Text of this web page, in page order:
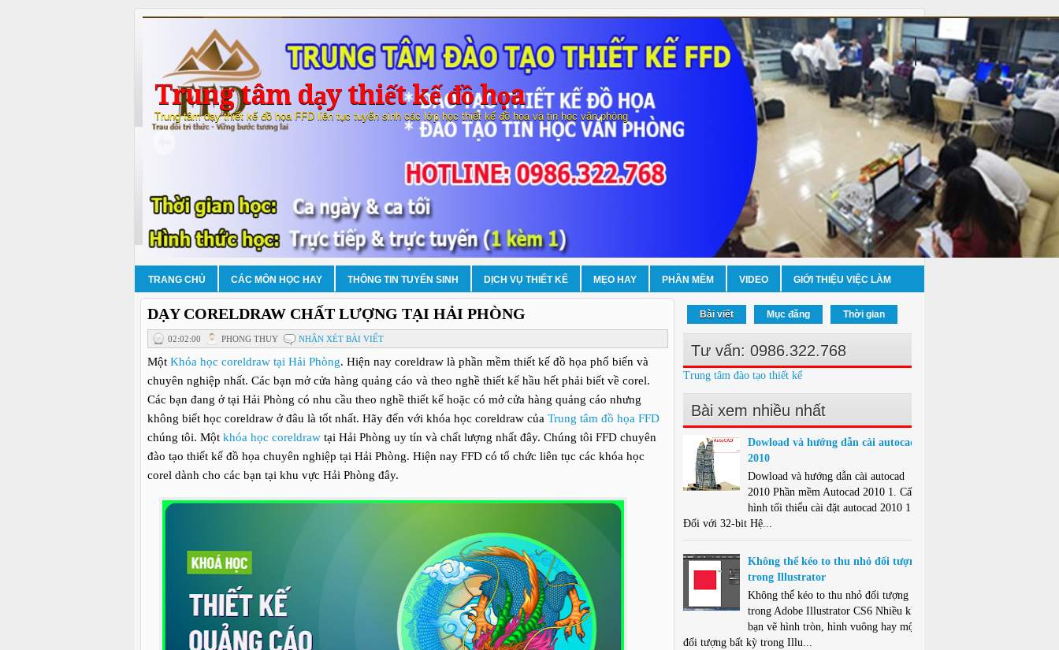
Trung tâm dạy thiết kế đồ họa
Trung tâm dạy thiết kế đồ họa FFD liên tục tuyển sinh các lớp học thiết kế đồ họa và tin học văn phòng
TRANG CHỦ CÁC MÔN HỌC HAY THÔNG TIN TUYỂN SINH DỊCH VỤ THIẾT KẾ MẸO HAY PHẦN MỀM VIDEO GIỚI THIỆU VIỆC LÀM
DẠY CORELDRAW CHẤT LƯỢNG TẠI HẢI PHÒNG
02:02:00 PHONG THUY NHẬN XÉT BÀI VIẾT
Một Khóa học coreldraw tại Hải Phòng. Hiện nay coreldraw là phần mềm thiết kế đồ họa phổ biến và
chuyên nghiệp nhất. Các bạn mở cửa hàng quảng cáo và theo nghề thiết kế hầu hết phải biết về corel.
Các bạn đang ở tại Hải Phòng có nhu cầu theo nghề thiết kế hoặc có mở cửa hàng quảng cáo nhưng
không biết học coreldraw ở đâu là tốt nhất. Hãy đến với khóa học coreldraw của Trung tâm đồ họa FFD
chúng tôi. Một khóa học coreldraw tại Hải Phòng uy tín và chất lượng nhất đây. Chúng tôi FFD chuyên
đào tạo thiết kế đồ họa chuyên nghiệp tại Hải Phòng. Hiện nay FFD có tổ chức liên tục các khóa học
corel dành cho các bạn tại khu vực Hải Phòng đây.
Bài viết Mục đăng Thời gian
Tư vấn: 0986.322.768
Trung tâm đào tạo thiết kế
Bài xem nhiều nhất
Dowload và hướng dẫn cài autocad
2010
Dowload và hướng dẫn cài autocad
2010 Phần mềm Autocad 2010 1. Cấu
hình tối thiểu cài đặt autocad 2010 1.1.
Đối với 32-bit Hệ...
Không thể kéo to thu nhỏ đối tượng
trong Illustrator
Không thể kéo to thu nhỏ đối tượng
trong Adobe Illustrator CS6 Nhiều khi
bạn vẽ hình tròn, hình vuông hay một
đối tượng bất kỳ trong Illu...